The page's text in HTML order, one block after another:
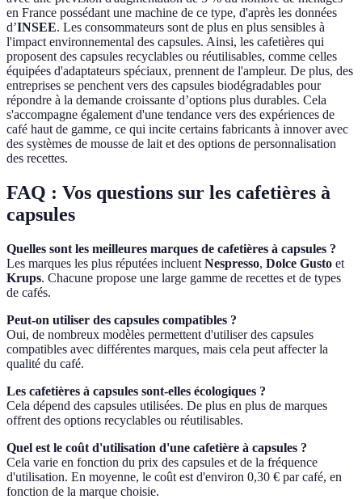
en France possédant une machine de ce type, d'après les données
d’INSEE. Les consommateurs sont de plus en plus sensibles à
l'impact environnemental des capsules. Ainsi, les cafetières qui
proposent des capsules recyclables ou réutilisables, comme celles
équipées d'adaptateurs spéciaux, prennent de l'ampleur. De plus, des
entreprises se penchent vers des capsules biodégradables pour
répondre à la demande croissante d’options plus durables. Cela
s'accompagne également d'une tendance vers des expériences de
café haut de gamme, ce qui incite certains fabricants à innover avec
des systèmes de mousse de lait et des options de personnalisation
des recettes.
FAQ : Vos questions sur les cafetières à
capsules
Quelles sont les meilleures marques de cafetières à capsules ?
Les marques les plus réputées incluent Nespresso, Dolce Gusto et
Krups. Chacune propose une large gamme de recettes et de types
de cafés.
Peut-on utiliser des capsules compatibles ?
Oui, de nombreux modèles permettent d'utiliser des capsules
compatibles avec différentes marques, mais cela peut affecter la
qualité du café.
Les cafetières à capsules sont-elles écologiques ?
Cela dépend des capsules utilisées. De plus en plus de marques
offrent des options recyclables ou réutilisables.
Quel est le coût d'utilisation d'une cafetière à capsules ?
Cela varie en fonction du prix des capsules et de la fréquence
d'utilisation. En moyenne, le coût est d'environ 0,30 € par café, en
fonction de la marque choisie.